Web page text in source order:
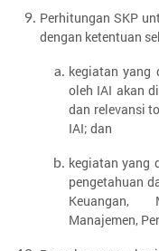
Perhitungan SKP
dengan ketentuan
kegiatan yang
oleh IAI akan
dan relevansi
IAI; dan
kegiatan yang
pengetahuan
Keuangan,
Manajemen,